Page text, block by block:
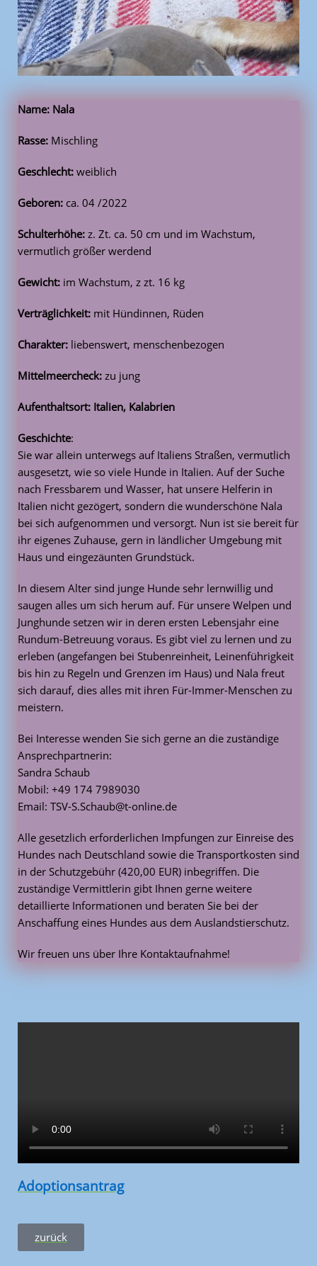
Name: Nala
Rasse: Mischling
Geschlecht: weiblich
Geboren: ca. 04 /2022
Schulterhöhe: z. Zt. ca. 50 cm und im Wachstum,
vermutlich größer werdend
Gewicht: im Wachstum, z zt. 16 kg
Verträglichkeit: mit Hündinnen, Rüden
Charakter: liebenswert, menschenbezogen
Mittelmeercheck: zu jung
Aufenthaltsort: Italien, Kalabrien
Geschichte:
Sie war allein unterwegs auf Italiens Straßen, vermutlich
ausgesetzt, wie so viele Hunde in Italien. Auf der Suche
nach Fressbarem und Wasser, hat unsere Helferin in
Italien nicht gezögert, sondern die wunderschöne Nala
bei sich aufgenommen und versorgt. Nun ist sie bereit für
ihr eigenes Zuhause, gern in ländlicher Umgebung mit
Haus und eingezäunten Grundstück.
In diesem Alter sind junge Hunde sehr lernwillig und
saugen alles um sich herum auf. Für unsere Welpen und
Junghunde setzen wir in deren ersten Lebensjahr eine
Rundum-Betreuung voraus. Es gibt viel zu lernen und zu
erleben (angefangen bei Stubenreinheit, Leinenführigkeit
bis hin zu Regeln und Grenzen im Haus) und Nala freut
sich darauf, dies alles mit ihren Für-Immer-Menschen zu
meistern.
Bei Interesse wenden Sie sich gerne an die zuständige
Ansprechpartnerin:
Sandra Schaub
Mobil: +49 174 7989030
Email: TSV-S.Schaub@t-online.de
Alle gesetzlich erforderlichen Impfungen zur Einreise des
Hundes nach Deutschland sowie die Transportkosten sind
in der Schutzgebühr (420,00 EUR) inbegriffen. Die
zuständige Vermittlerin gibt Ihnen gerne weitere
detaillierte Informationen und beraten Sie bei der
Anschaffung eines Hundes aus dem Auslandstierschutz.
Wir freuen uns über Ihre Kontaktaufnahme!
Adoptionsantrag
zurück